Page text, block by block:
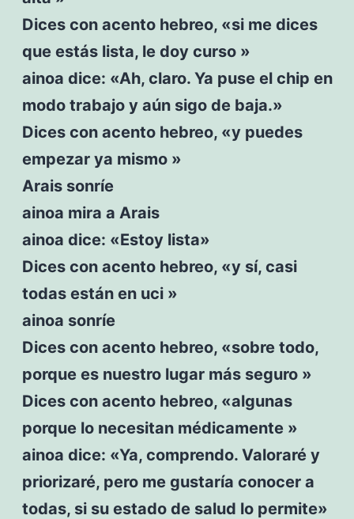
Dices con acento hebreo, «si me dices
que estás lista, le doy curso »
ainoa dice: «Ah, claro. Ya puse el chip en
modo trabajo y aún sigo de baja.»
Dices con acento hebreo, «y puedes
empezar ya mismo »
Arais sonríe
ainoa mira a Arais
ainoa dice: «Estoy lista»
Dices con acento hebreo, «y sí, casi
todas están en uci »
ainoa sonríe
Dices con acento hebreo, «sobre todo,
porque es nuestro lugar más seguro »
Dices con acento hebreo, «algunas
porque lo necesitan médicamente »
ainoa dice: «Ya, comprendo. Valoraré y
priorizaré, pero me gustaría conocer a
todas, si su estado de salud lo permite»